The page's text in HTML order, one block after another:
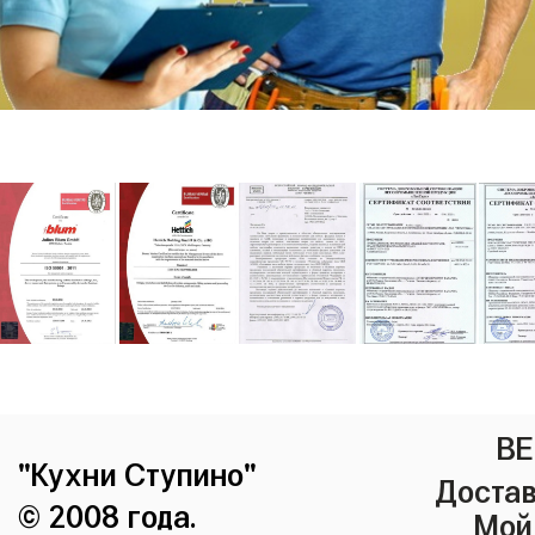
"Кухни Ступино"
© 2008 года.